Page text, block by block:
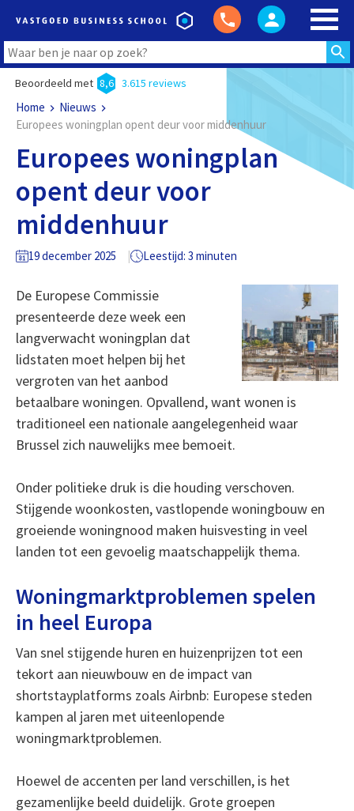
Beoordeeld met 8,6 3.615 reviews
Home
Nieuws
Europees woningplan opent deur voor middenhuur
Europees woningplan
opent deur voor
middenhuur
19 december 2025 Leestijd: 3 minuten
De Europese Commissie
presenteerde deze week een
langverwacht woningplan dat
lidstaten moet helpen bij het
vergroten van het aanbod
betaalbare woningen. Opvallend, want wonen is
traditioneel een nationale aangelegenheid waar
Brussel zich nauwelijks mee bemoeit.
Onder politieke druk is die houding verschoven.
Stijgende woonkosten, vastlopende woningbouw en
groeiende woningnood maken huisvesting in veel
landen tot een gevoelig maatschappelijk thema.
Woningmarktproblemen spelen
in heel Europa
Van snel stijgende huren en huizenprijzen tot een
tekort aan nieuwbouw en de impact van
shortstayplatforms zoals Airbnb: Europese steden
kampen al jaren met uiteenlopende
woningmarktproblemen.
Hoewel de accenten per land verschillen, is het
gezamenlijke beeld duidelijk. Grote groepen